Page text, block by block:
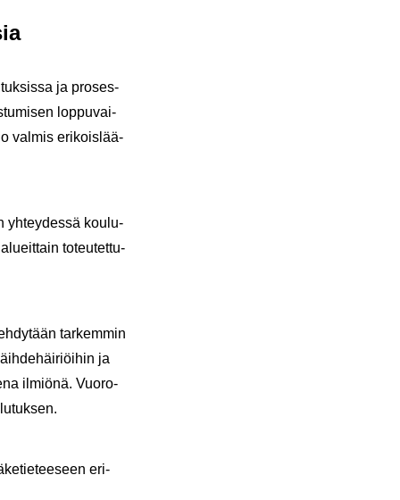
ja pro­ses­
lop­pu­vai­
val­mis eri­kois­lää­
yh­tey­des­sä kou­lu­
to­teu­tet­tu­
tar­kem­min
ja
il­miö­nä. Vuo­ro­
eri­